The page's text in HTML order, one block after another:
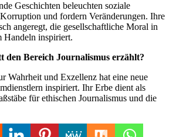
Geschichten beleuchten soziale
und fordern Veränderungen. Ihre
angeregt, die gesellschaftliche Moral in
Handeln inspiriert.
den Bereich Journalismus erzählt?
Wahrheit und Exzellenz hat eine neue
inspiriert. Ihr Erbe dient als
für ethischen Journalismus und die